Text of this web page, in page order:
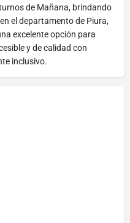
de Mañana, brindando
el departamento de Piura,
excelente opción para
y de calidad con
inclusivo.